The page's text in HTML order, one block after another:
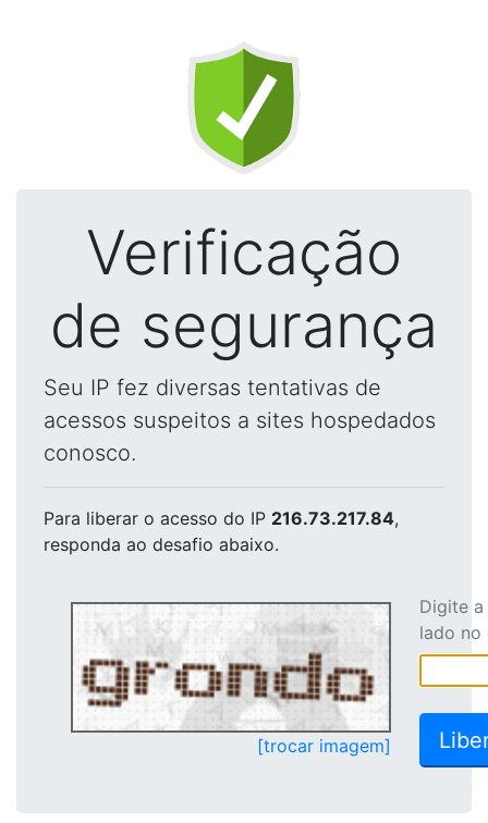
Verificação
de segurança
Seu IP fez diversas tentativas de
acessos suspeitos a sites hospedados
conosco.
Para liberar o acesso do IP 216.73.217.84,
responda ao desafio abaixo.
[trocar imagem]
Digite
lado no